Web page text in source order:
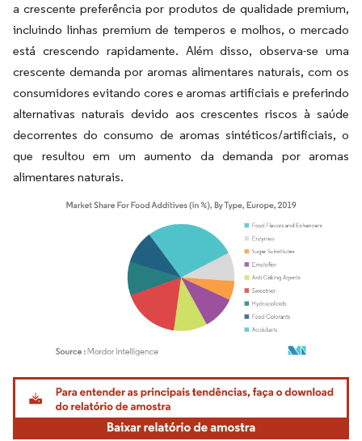
a crescente preferência por produtos de qualidade premium,
incluindo linhas premium de temperos e molhos, o mercado
está crescendo rapidamente. Além disso, observa-se uma
crescente demanda por aromas alimentares naturais, com os
consumidores evitando cores e aromas artificiais e preferindo
alternativas naturais devido aos crescentes riscos à saúde
decorrentes do consumo de aromas sintéticos/artificiais, o
que resultou em um aumento da demanda por aromas
alimentares naturais.
Imagem © Mordor Intelligence. O reuso requer atribuição conforme CC BY 4.0.